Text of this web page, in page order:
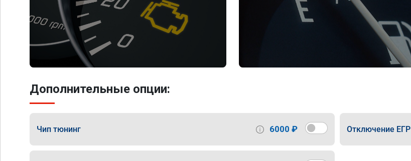
Дополнительные опции:
Чип тюнинг 6000 ₽ Отключение ЕГР